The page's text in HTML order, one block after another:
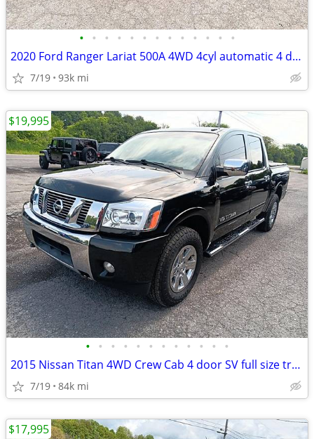
• • • • • • • • • • • • •
2020 Ford Ranger Lariat 500A 4WD 4cyl automatic 4 door crew cab truck
7/19 93k mi
• • • • • • • • • • • •
2015 Nissan Titan 4WD Crew Cab 4 door SV full size truck leather sunro
7/19 84k mi
$19,995
$17,995